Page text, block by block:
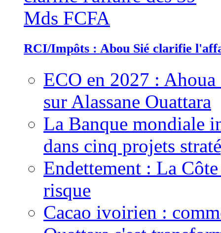
RCI/Impôts : Abou Sié clarifie
ECO en 2027 :
sur Alassane Ouattara
La Banque mondiale
dans cinq projets
Endettement : La
risque
Cacao ivoirien :